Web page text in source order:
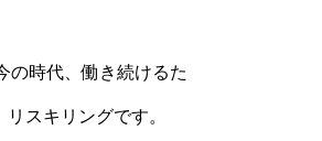
の時代、働き続けるた
スキリングです。